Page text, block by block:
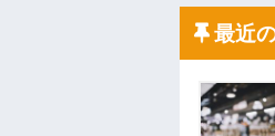
私「ちょ
たから、
果・・・
私「初め
【GIF】
後続車に
んだ！降
最近